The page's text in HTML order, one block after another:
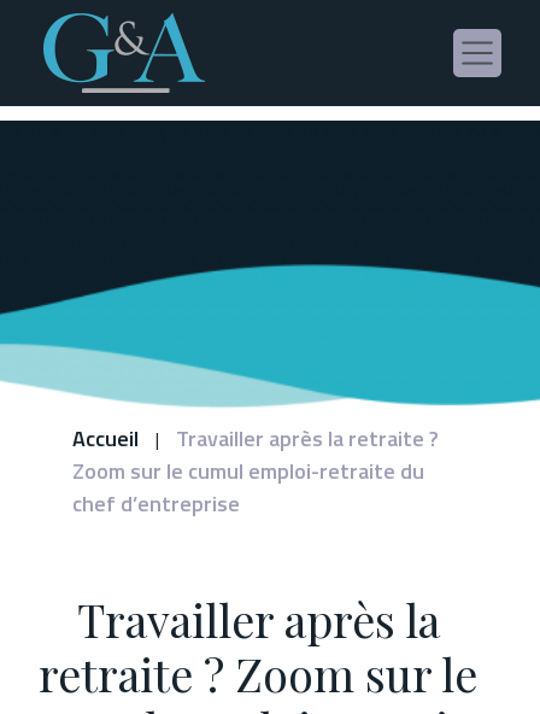
Accueil |
Travailler après la retraite ?
Zoom sur le cumul emploi-retraite du
chef d’entreprise
Travailler après la
retraite ? Zoom sur le
Panneau de gestion des cookies